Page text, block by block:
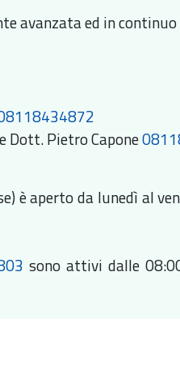
avanzata ed in
Dott. Pietro Capone
è aperto da lunedì al
sono attivi dalle